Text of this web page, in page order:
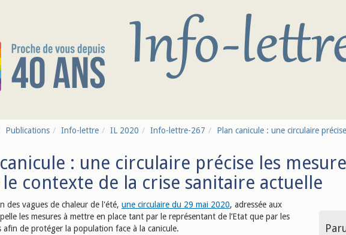
Publications Info-lettre IL 2020 Info-lettre-267 Plan canicule : une circulaire
: une circulaire précise les
le contexte de la crise sanitaire actuelle
des vagues de chaleur de l'été, une circulaire du 29 mai 2020, adressée aux
les mesures à mettre en place tant par le représentant de l’Etat que par les
afin de protéger la population face à la canicule.